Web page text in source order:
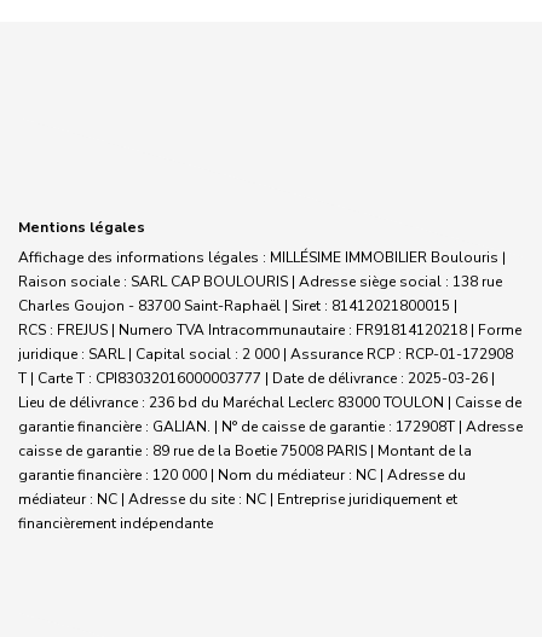
Mentions légales
Affichage des informations légales : MILLÉSIME IMMOBILIER Boulouris |
Raison sociale : SARL CAP BOULOURIS | Adresse siège social : 138 rue
Charles Goujon - 83700 Saint-Raphaël | Siret : 81412021800015 |
RCS : FREJUS | Numero TVA Intracommunautaire : FR91814120218 | Forme
juridique : SARL | Capital social : 2 000 | Assurance RCP : RCP-01-172908
T | Carte T : CPI83032016000003777 | Date de délivrance : 2025-03-26 |
Lieu de délivrance : 236 bd du Maréchal Leclerc 83000 TOULON | Caisse de
garantie financière : GALIAN. | N° de caisse de garantie : 172908T | Adresse
caisse de garantie : 89 rue de la Boetie 75008 PARIS | Montant de la
garantie financière : 120 000 | Nom du médiateur : NC | Adresse du
médiateur : NC | Adresse du site : NC | Entreprise juridiquement et
financièrement indépendante